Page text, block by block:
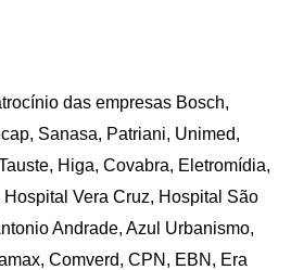
das empresas Bosch,
Sanasa, Patriani, Unimed,
Higa, Covabra, Eletromídia,
Vera Cruz, Hospital São
Andrade, Azul Urbanismo,
Comverd, CPN, EBN, Era